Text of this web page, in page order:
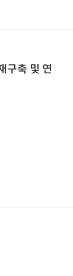
구축 및 연